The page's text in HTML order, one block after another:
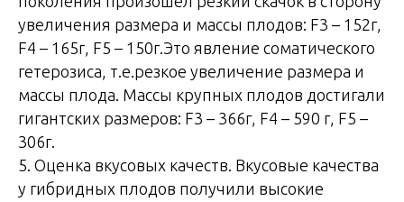
увеличения размера и массы плодов: F3 – 152г,
F4 – 165г, F5 – 150г.Это явление соматического
гетерозиса, т.е.резкое увеличение размера и
массы плода. Массы крупных плодов достигали
гигантских размеров: F3 – 366г, F4 – 590 г, F5 –
306г.
5. Оценка вкусовых качеств. Вкусовые качества
у гибридных плодов получили высокие